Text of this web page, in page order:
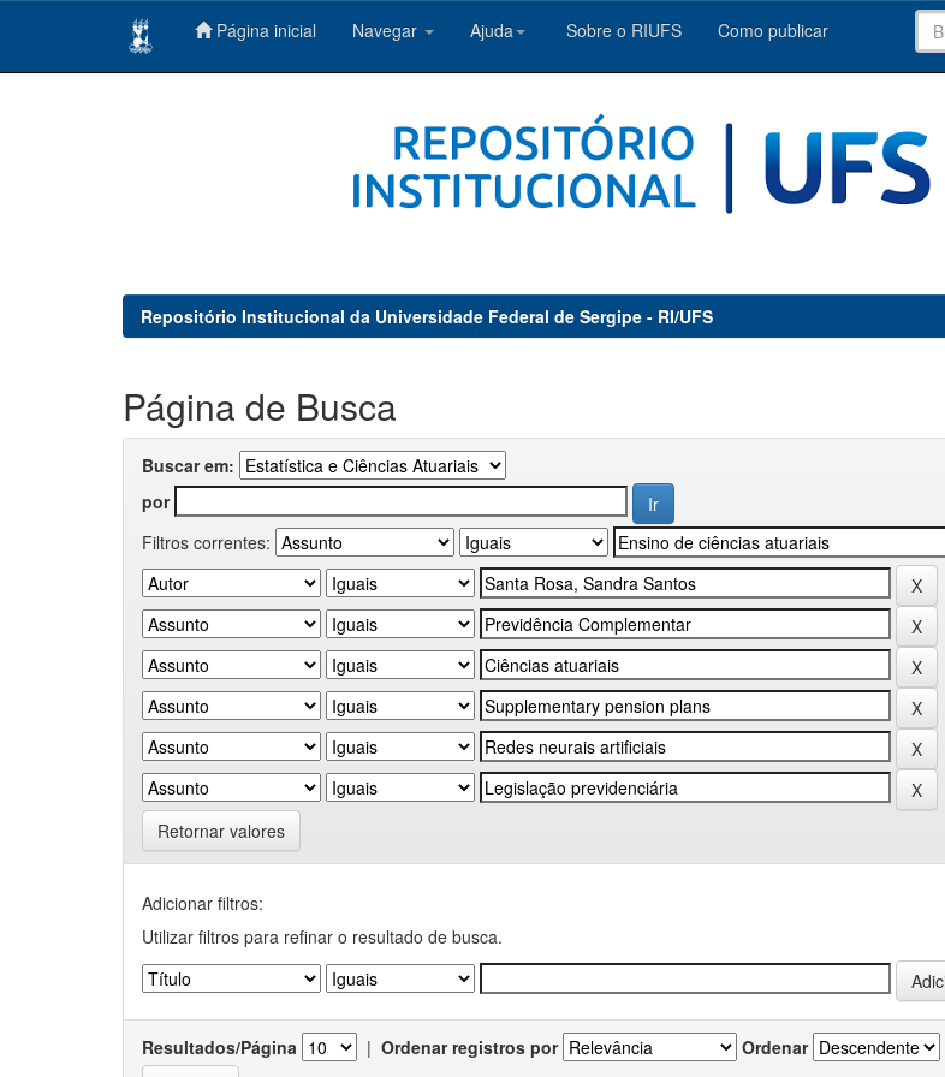
Página inicial Navegar Ajuda Sobre o RIUFS Como publicar
Repositório Institucional da Universidade Federal de Sergipe - RI/UFS
Página de Busca
Buscar em:
por
Filtros correntes:
Retornar valores
Adicionar filtros:
Utilizar filtros para refinar o resultado de busca.
Resultados/Página | Ordenar registros por Ordenar